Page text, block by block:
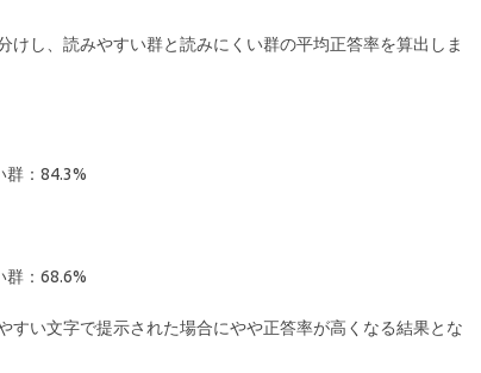
けし、読みやすい群と読みにくい群の平均正答率を算出しま
群：84.3%
群：68.6%
すい文字で提示された場合にやや正答率が高くなる結果とな